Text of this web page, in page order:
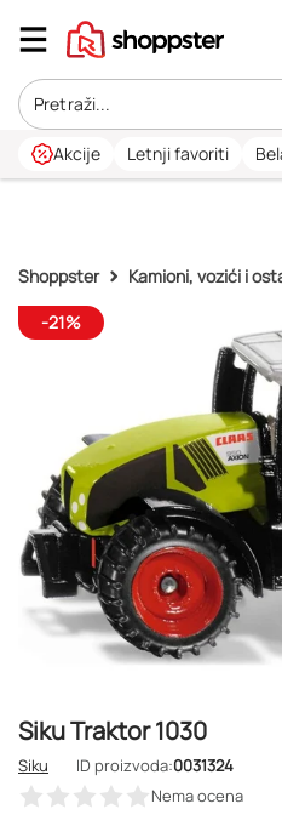
Akcije Letnji favoriti
Shoppster
Kamioni, vozići i
-21%
Siku Traktor 1030
Siku ID proizvoda:0031324
Nema ocena